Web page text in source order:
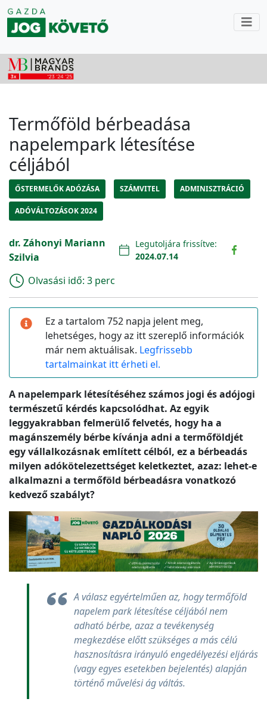
Termőföld bérbeadása
napelempark létesítése
céljából
ŐSTERMELŐK ADÓZÁSA SZÁMVITEL ADMINISZTRÁCIÓ
ADÓVÁLTOZÁSOK 2024
dr. Záhonyi Mariann
Szilvia
Legutoljára frissítve:
2024.07.14
Olvasási idő: 3 perc
Ez a tartalom 752 napja jelent meg,
lehetséges, hogy az itt szereplő információk
már nem aktuálisak. Legfrissebb
tartalmainkat itt érheti el.
A napelempark létesítéséhez számos jogi és adójogi
természetű kérdés kapcsolódhat. Az egyik
leggyakrabban felmerülő felvetés, hogy ha a
magánszemély bérbe kívánja adni a termőföldjét
egy vállalkozásnak említett célból, ez a bérbeadás
milyen adókötelezettséget keletkeztet, azaz: lehet-e
alkalmazni a termőföld bérbeadásra vonatkozó
kedvező szabályt?
A válasz egyértelműen az, hogy termőföld
napelem park létesítése céljából nem
adható bérbe, azaz a tevékenység
megkezdése előtt szükséges a más célú
hasznosításra irányuló engedélyezési eljárás
(vagy egyes esetekben bejelentés) alapján
történő művelési ág váltás.